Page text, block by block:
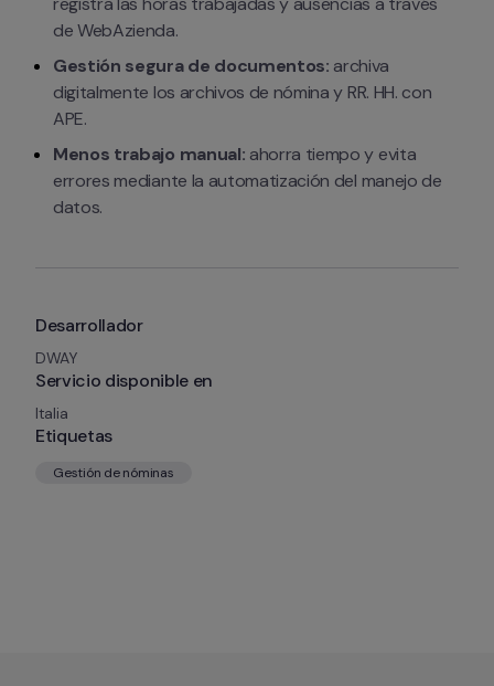
Desarrollador
DWAY
Servicio disponible en
Italia
Etiquetas
Gestión de nóminas
de WebAzienda.
Gestión segura de documentos: archiva
digitalmente los archivos de nómina y RR. HH. con
APE.
Menos trabajo manual: ahorra tiempo y evita
errores mediante la automatización del manejo de
datos.